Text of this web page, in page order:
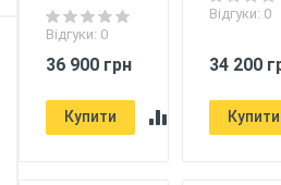
Відгуки: 0
36 900 грн
Купити
Відгуки: 0
34 200
Купити